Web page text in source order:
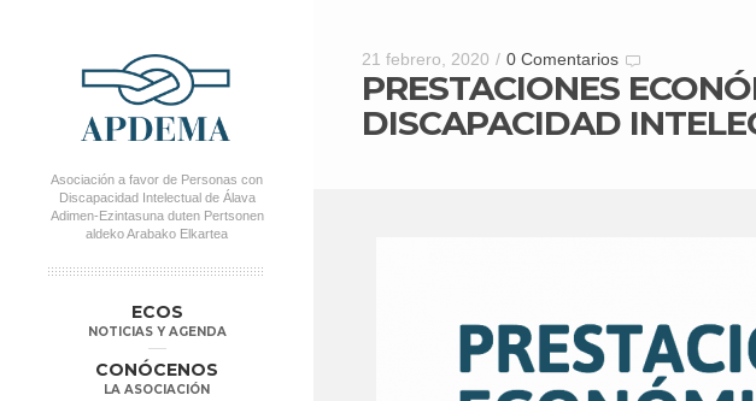
Asociación a favor de Personas con
Discapacidad Intelectual de Álava
Adimen-Ezintasuna duten Pertsonen
aldeko Arabako Elkartea
contenido
contenido
ECOS
NOTICIAS Y AGENDA
CONÓCENOS
LA ASOCIACIÓN
21 febrero, 2020 / 0 Comentarios
PRESTACIONES
DISCAPACIDAD